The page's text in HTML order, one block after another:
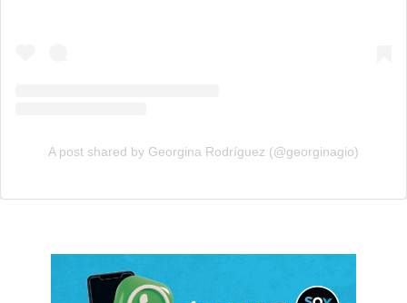
A post shared by Georgina Rodríguez (@georginagio)